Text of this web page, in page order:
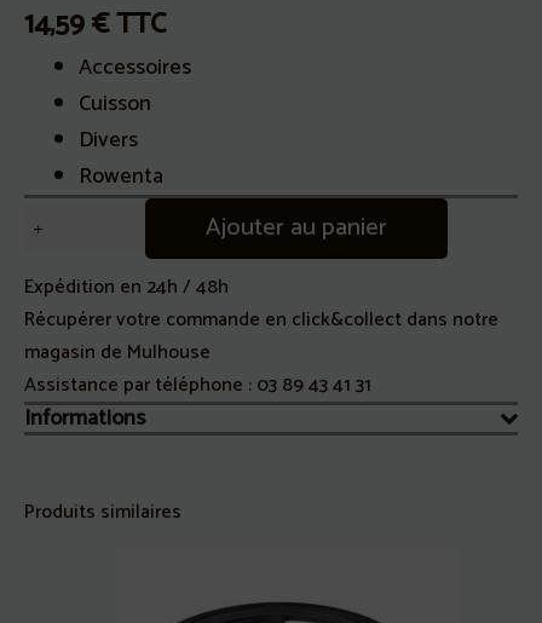
14,59€TTC
Accessoires
Cuisson
Divers
Rowenta
quantité
Broche
Four
Gourmet
Electronique
38L
(SS-
Ajouter au panier
Expédition en 24h / 48h
Récupérer votre commande en click&collect dans notre
magasin de Mulhouse
Assistance par téléphone :03 89 43 41 31
Informations
Produits similaires